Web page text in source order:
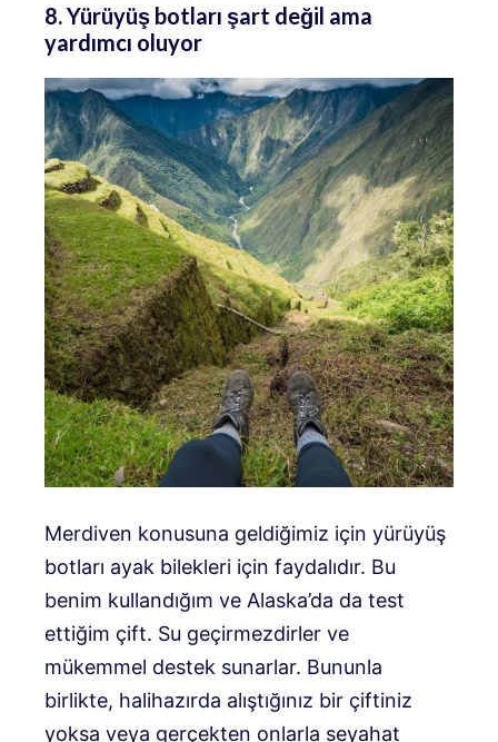
8. Yürüyüş botları şart değil ama
yardımcı oluyor
Merdiven konusuna geldiğimiz için yürüyüş
botları ayak bilekleri için faydalıdır. Bu
benim kullandığım ve Alaska’da da test
ettiğim çift. Su geçirmezdirler ve
mükemmel destek sunarlar. Bununla
birlikte, halihazırda alıştığınız bir çiftiniz
yoksa veya gerçekten onlarla seyahat